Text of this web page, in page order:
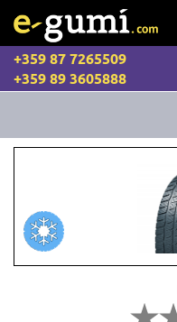
+359 87 7265509
+359 89 3605888